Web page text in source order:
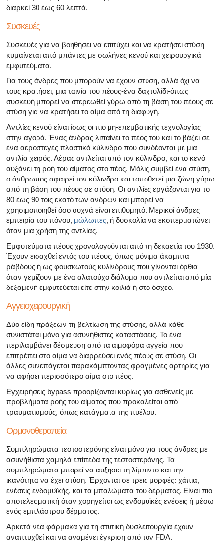
διαρκεί 30 έως 60 λεπτά.
Συσκευές
Συσκευές για να βοηθήσει να επιτύχει και να κρατήσει στύση
κυμαίνεται από μπάντες με σωλήνες κενού και χειρουργικά
εμφυτεύματα.
Για τους άνδρες που μπορούν να έχουν στύση, αλλά όχι να
τους κρατήσει, μια ταινία του πέους-ένα δαχτυλίδι-όπως
συσκευή μπορεί να στερεωθεί γύρω από τη βάση του πέους σε
στύση για να κρατήσει το αίμα από τη διαφυγή.
Αντλίες κενού είναι ίσως οι πιο μη-επεμβατικής τεχνολογίας
στην αγορά. Ένας άνδρας λιπαίνει το πέος του και το βάζει σε
ένα αεροστεγές πλαστικό κύλινδρο που συνδέονται με μια
αντλία χειρός. Αέρας αντλείται από τον κύλινδρο, και το κενό
αυξάνει τη ροή του αίματος στο πέος. Μόλις συμβεί ένα στύση,
ο άνθρωπος αφαιρεί τον κύλινδρο και τοποθετεί μια ζώνη γύρω
από τη βάση του πέους σε στύση. Οι αντλίες εργάζονται για το
80 έως 90 τοις εκατό των ανδρών και μπορεί να
χρησιμοποιηθεί όσο συχνά είναι επιθυμητό. Μερικοί άνδρες
εμπειρία του πόνου, μώλωπες, ή δυσκολία να εκσπερματώνει
όταν μια χρήση της αντλίας.
Εμφυτεύματα πέους χρονολογούνται από τη δεκαετία του 1930.
Έχουν εισαχθεί εντός του πέους, όπως μόνιμα άκαμπτα
ράβδους ή ως φουσκωτούς κυλίνδρους που γίνονται όρθια
όταν γεμίζουν με ένα αλατούχο διάλυμα που αντλείται από μία
δεξαμενή εμφυτεύεται είτε στην κοιλιά ή στο όσχεο.
Αγγειοχειρουργική
Δύο είδη πράξεων τη βελτίωση της στύσης, αλλά κάθε
συνιστάται μόνο για ασυνήθιστες καταστάσεις. Το ένα
περιλαμβάνει δέσμευση από τα αιμοφόρα αγγεία που
επιτρέπει στο αίμα να διαρρεύσει ενός πέους σε στύση. Οι
άλλες συνεπάγεται παρακάμπτοντας φραγμένες αρτηρίες για
να αφήσει περισσότερο αίμα στο πέος.
Εγχειρήσεις bypass προορίζονται κυρίως για ασθενείς με
προβλήματα ροής του αίματος που προκαλείται από
τραυματισμούς, όπως κατάγματα της πυέλου.
Ορμονοθεραπεία
Συμπληρώματα τεστοστερόνης είναι μόνο για τους άνδρες με
ασυνήθιστα χαμηλά επίπεδα της τεστοστερόνης. Τα
συμπληρώματα μπορεί να αυξήσει τη λίμπιντο και την
ικανότητα να έχει στύση. Έρχονται σε τρεις μορφές: χάπια,
ενέσεις ενδομυϊκής, και τα μπαλώματα του δέρματος. Είναι πιο
αποτελεσματική όταν χορηγείται ως ενδομυϊκές ενέσεις ή μέσω
ενός εμπλάστρου δέρματος.
Αρκετά νέα φάρμακα για τη στυτική δυσλειτουργία έχουν
αναπτυχθεί και να αναμένει έγκριση από τον FDA.